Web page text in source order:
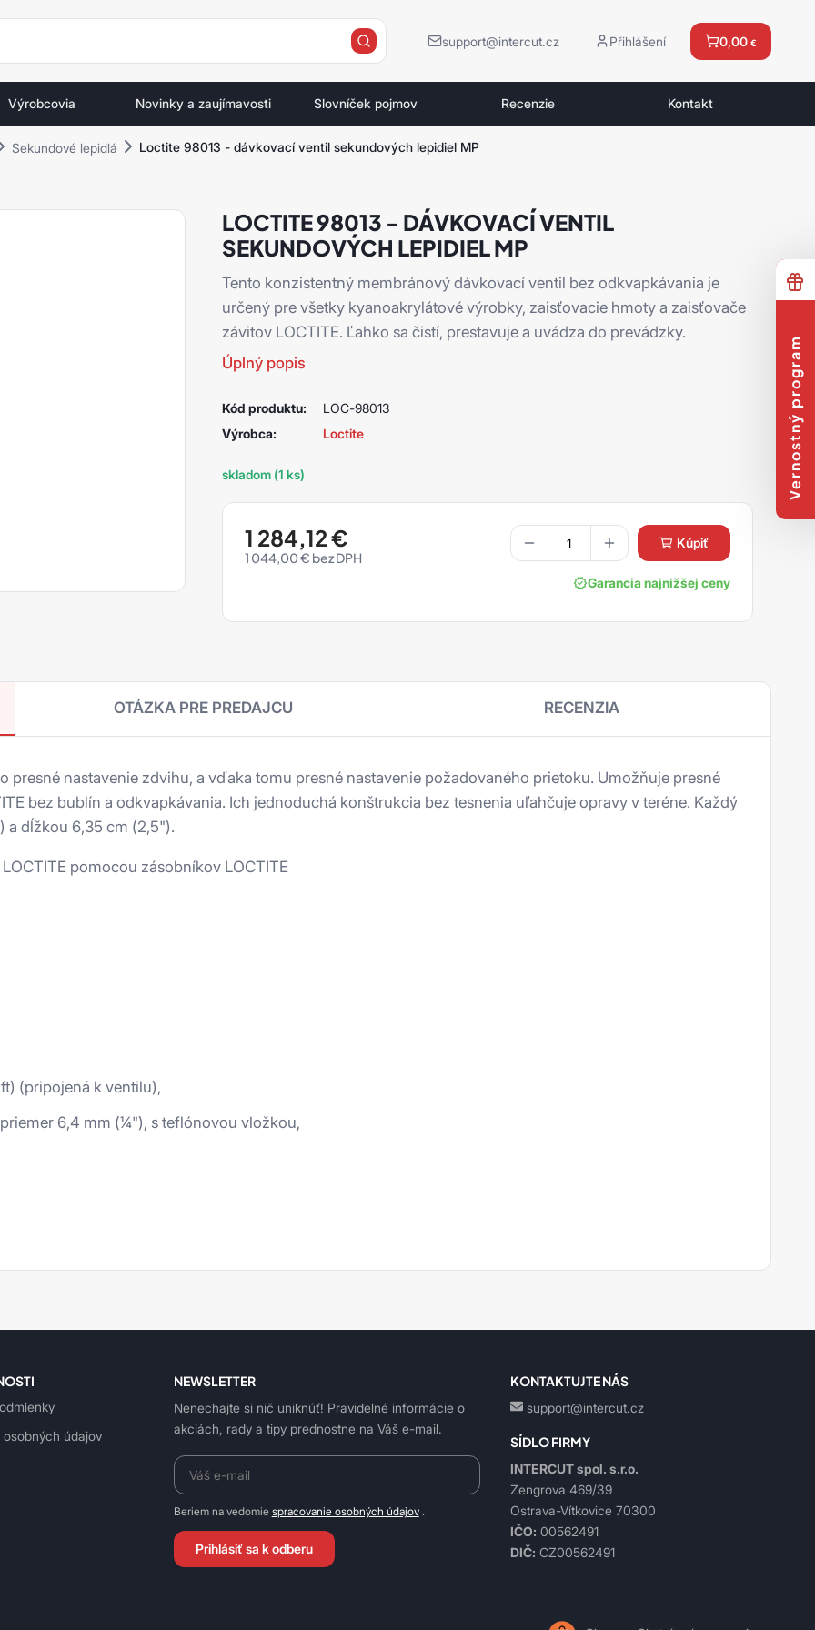
support@intercut.cz Přihlášení 0,00 €
Výrobcovia Novinky a zaujímavosti Slovníček pojmov Recenzie Kontakt
Sekundové lepidlá Loctite 98013 - dávkovací ventil sekundových lepidiel MP
LOCTITE 98013 - DÁVKOVACÍ VENTIL
SEKUNDOVÝCH LEPIDIEL MP
Tento konzistentný membránový dávkovací ventil bez odkvapkávania je
určený pre všetky kyanoakrylátové výrobky, zaisťovacie hmoty a zaisťovače
závitov LOCTITE. Ľahko sa čistí, prestavuje a uvádza do prevádzky.
Úplný popis
Kód produktu:
LOC-98013
Výrobca:
Loctite
skladom (1 ks)
1 284,12€
1 044,00€
kúpiť
Garancia najnižšej ceny
OTÁZKA PRE PREDAJCU RECENZIA
presné nastavenie zdvihu, a vďaka tomu presné nastavenie požadovaného prietoku. Umožňuje presné
bez bublín a odkvapkávania. Ich jednoduchá konštrukcia bez tesnenia uľahčuje opravy v teréne. Každý
a dĺžkou 6,35 cm (2,5").
pomocou zásobníkov LOCTITE
(pripojená k ventilu),
6,4 mm (¼"), s teflónovou vložkou,
Vernostný program
údajov
NEWSLETTER
Nenechajte si nič uniknúť! Pravidelné informácie o
akciách, rady a tipy prednostne na Váš e-mail.
Beriem na vedomie spracovanie osobných údajov.
Prihlásiť sa k odberu
KONTAKTUJTE NÁS
support@intercut.cz
SÍDLO FIRMY
INTERCUT spol. s.r.o.
Zengrova 469/39
Ostrava-Vítkovice 70300
IČO: 00562491
DIČ: CZ00562491